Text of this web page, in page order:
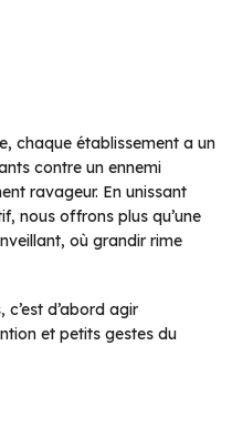
chaque établissement a un
contre un ennemi
ravageur. En unissant
nous offrons plus qu’une
où grandir rime
d’abord agir
et petits gestes du